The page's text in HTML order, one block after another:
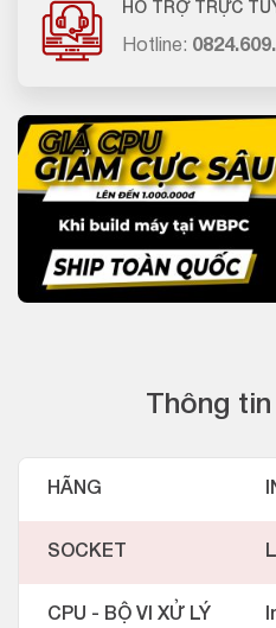
HỖ TRỢ TRỰC
Hotline:
Thông
HÃNG
SOCKET
CPU - BỘ VI XỬ LÝ